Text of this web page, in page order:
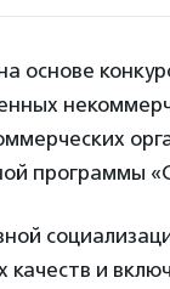
основе
программы
и